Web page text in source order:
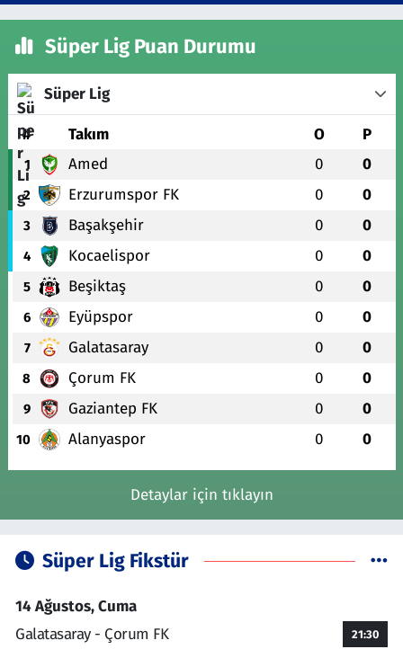
Süper Lig Puan Durumu
Süper Lig
# Takım O P
1 Amed 0 0
2 Erzurumspor FK 0 0
3 Başakşehir 0 0
4 Kocaelispor 0 0
5 Beşiktaş 0 0
6 Eyüpspor 0 0
7 Galatasaray 0 0
8 Çorum FK 0 0
9 Gaziantep FK 0 0
10 Alanyaspor 0 0
Detaylar için tıklayın
Süper Lig Fikstür
14 Ağustos, Cuma
Galatasaray - Çorum FK
21:30